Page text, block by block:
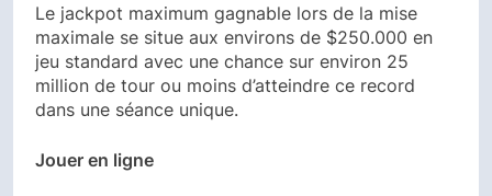
Le jackpot maximum gagnable lors de la mise
maximale se situe aux environs de $250.000 en
jeu standard avec une chance sur environ 25
million de tour ou moins d’atteindre ce record
dans une séance unique.
Jouer en ligne